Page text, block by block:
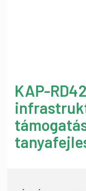
KAP-